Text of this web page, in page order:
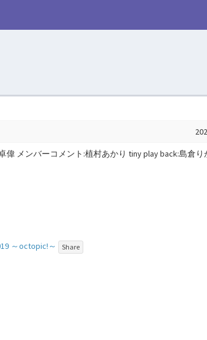
偉 メンバーコメント:植村あかり tiny play back:島倉り
～octopic!～ Share